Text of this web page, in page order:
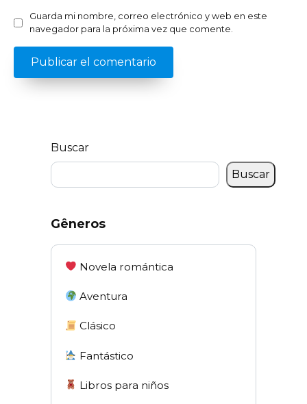
Guarda mi nombre, correo electrónico y web en este
navegador para la próxima vez que comente.
Buscar
Buscar
Gêneros
Novela romántica
Aventura
Clásico
Fantástico
Libros para niños